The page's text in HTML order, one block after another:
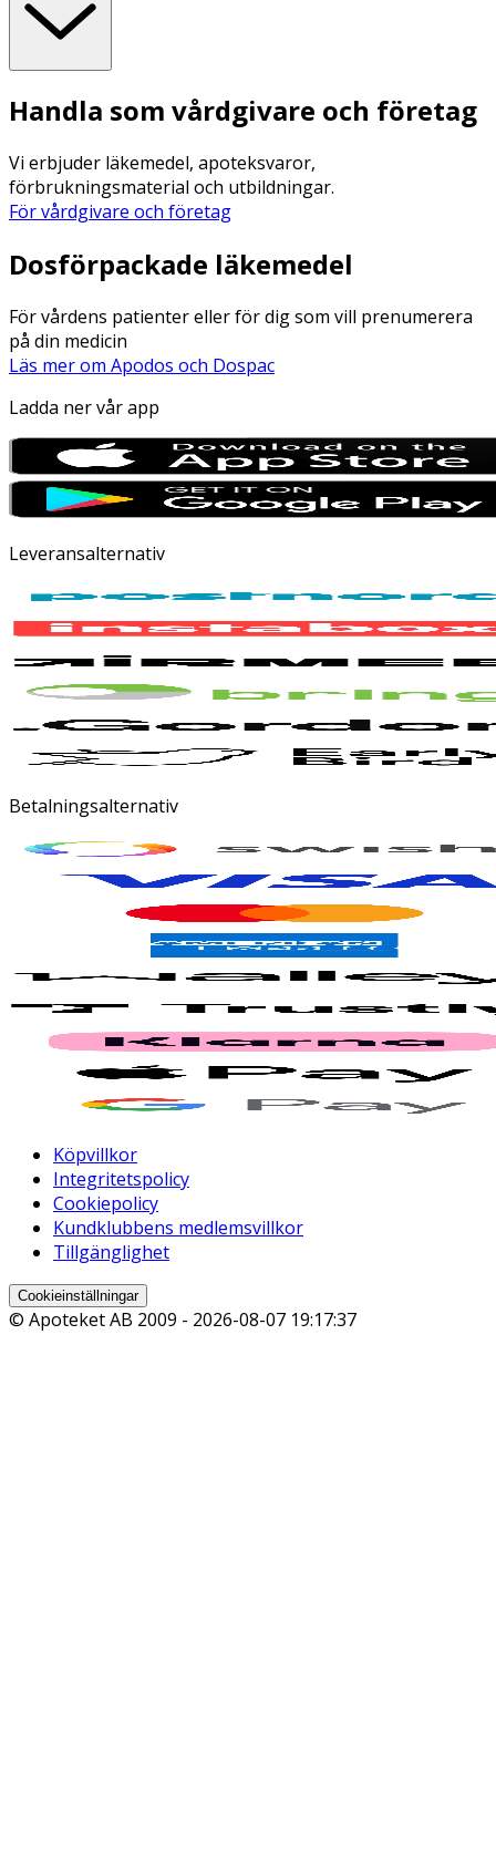
Handla som vårdgivare och företag
Vi erbjuder läkemedel, apoteksvaror,
förbrukningsmaterial och utbildningar.
För vårdgivare och företag
Dosförpackade läkemedel
För vårdens patienter eller för dig som vill prenumerera
på din medicin
Läs mer om Apodos och Dospac
Ladda ner vår app
Leveransalternativ
Betalningsalternativ
Köpvillkor
Integritetspolicy
Cookiepolicy
Kundklubbens medlemsvillkor
Tillgänglighet
Cookieinställningar
© Apoteket AB 2009 - 2026-08-07 19:17:37